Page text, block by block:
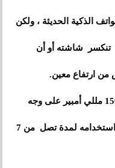
الذكية الحديثة ، ولكن
تنكسر شاشته أو أن
ارتفاع معين.
يوفر الهاتف مساحة للبطارية بسعة 1500 مللي أمبير على وجه
التحديد ، مما يجعلAlcatel 3088 يوفر استخدامه لمدة تصل من 7